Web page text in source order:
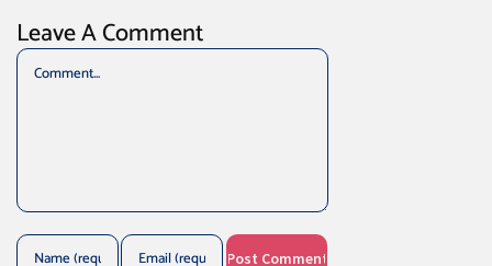
Leave A Comment
Comment